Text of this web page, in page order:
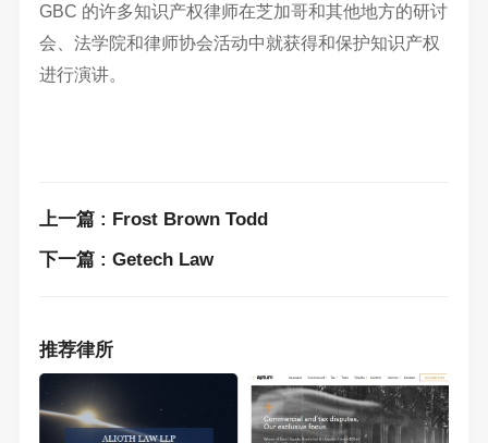
GBC 的许多知识产权律师在芝加哥和其他地方的研讨
会、法学院和律师协会活动中就获得和保护知识产权
进行演讲。
上一篇 : Frost Brown Todd
下一篇 : Getech Law
推荐律所